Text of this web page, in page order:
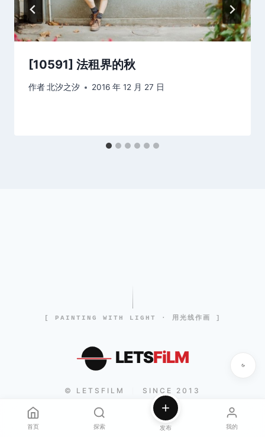
[10591] 法租界的秋
作者北汐之汐 2016 年 12 月 27 日
[ PAINTING WITH LIGHT · 用光线作画 ]
LETSFiLM
© LETSFILM SINCE 2013
首页 探索 发布 我的